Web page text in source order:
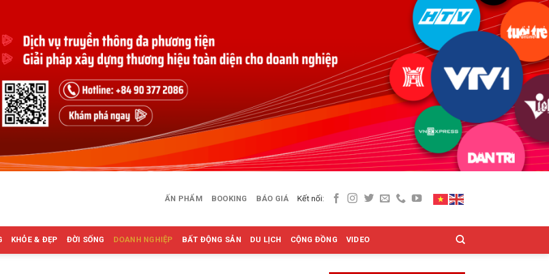
ẤN PHẨM BOOKING BÁO GIÁ Kết nối:
KHỎE & ĐẸP ĐỜI SỐNG DOANH NGHIỆP BẤT ĐỘNG SẢN DU LỊCH CỘNG ĐỒNG VIDEO